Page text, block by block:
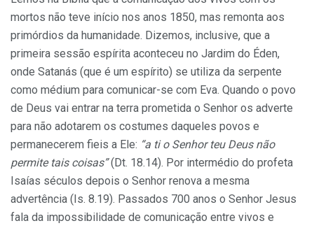
mortos não teve início nos anos 1850, mas remonta aos
primórdios da humanidade. Dizemos, inclusive, que a
primeira sessão espírita aconteceu no Jardim do Éden,
onde Satanás (que é um espírito) se utiliza da serpente
como médium para comunicar-se com Eva. Quando o povo
de Deus vai entrar na terra prometida o Senhor os adverte
para não adotarem os costumes daqueles povos e
permanecerem fieis a Ele: “a ti o Senhor teu Deus não
permite tais coisas”(Dt. 18.14). Por intermédio do profeta
Isaías séculos depois o Senhor renova a mesma
advertência (Is. 8.19). Passados 700 anos o Senhor Jesus
fala da impossibilidade de comunicação entre vivos e